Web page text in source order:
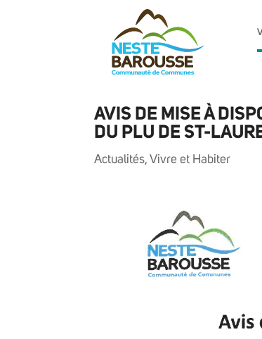
AVIS DE MISE À
DU PLU DE ST-
Actualités,Vivre et Habiter